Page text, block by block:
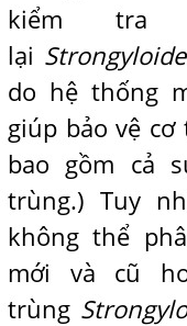
kiểm tra
lại
do hệ thống
giúp bảo vệ
bao gồm cả
trùng.) Tuy
không thể
mới và cũ
trùng